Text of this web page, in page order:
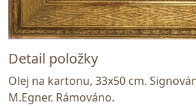
Detail položky
Olej na kartonu, 33x50 cm.
M.Egner. Rámováno.